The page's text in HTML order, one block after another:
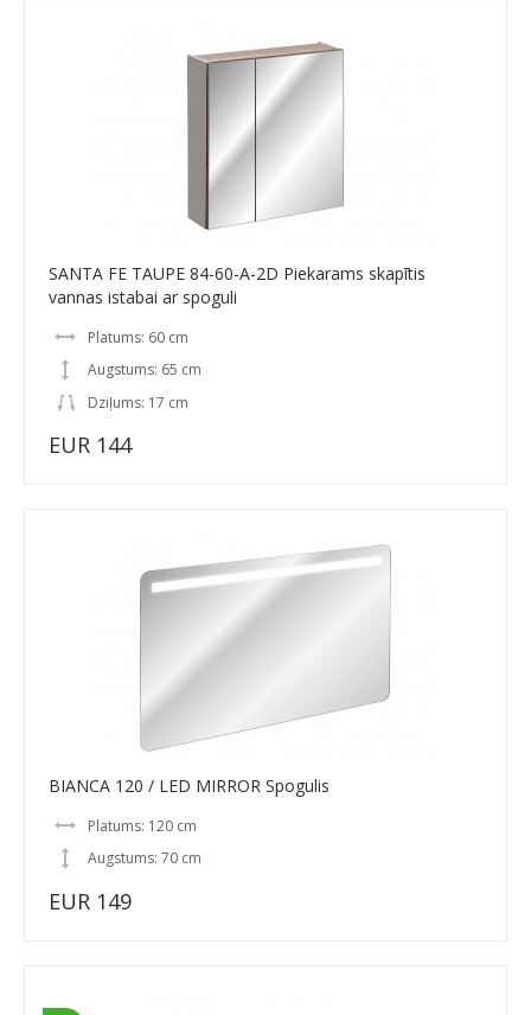
SANTA FE TAUPE 84-60-A-2D Piekarams skapītis
vannas istabai ar spoguli
Platums: 60 cm
Augstums: 65 cm
Dziļums: 17 cm
EUR 144
BIANCA 120 / LED MIRROR Spogulis
Platums: 120 cm
Augstums: 70 cm
EUR 149